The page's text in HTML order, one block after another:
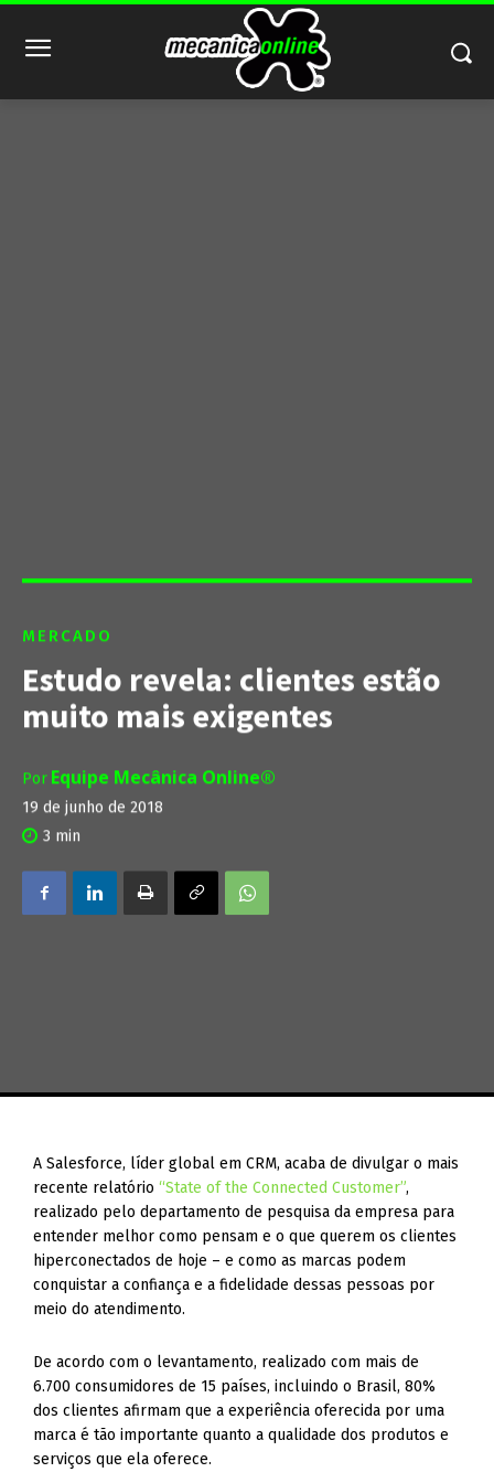
MERCADO
Estudo revela: clientes estão
muito mais exigentes
Por Equipe Mecânica Online®
19 de junho de 2018
3 min
A Salesforce, líder global em CRM, acaba de divulgar o mais
recente relatório“State of the Connected Customer”,
realizado pelo departamento de pesquisa da empresa para
entender melhor como pensam e o que querem os clientes
hiperconectados de hoje – e como as marcas podem
conquistar a confiança e a fidelidade dessas pessoas por
meio do atendimento.
De acordo com o levantamento, realizado com mais de
6.700 consumidores de 15 países, incluindo o Brasil, 80%
dos clientes afirmam que a experiência oferecida por uma
marca é tão importante quanto a qualidade dos produtos e
serviços que ela oferece.